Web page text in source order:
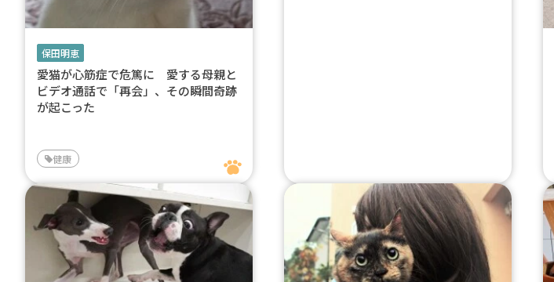
保田明恵
愛猫が心筋症で危篤に 愛する母親と
ビデオ通話で「再会」、その瞬間奇跡
が起こった
健康